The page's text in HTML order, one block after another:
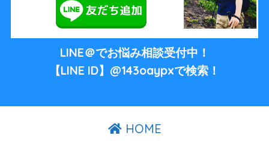
LINE＠でお悩み相談受付中！
【LINE ID】@143oaypxで検索！
HOME